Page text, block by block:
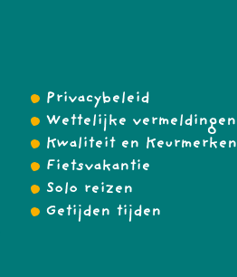
Privacybeleid
Wettelijke vermeldingen
Kwaliteit en Keurmerken
Fietsvakantie
Solo reizen
Getijden tijden